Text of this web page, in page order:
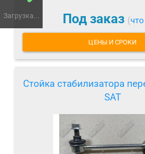
Загрузка... Под заказ (
ЦЕНЫ И СРОКИ
Стойка стабилизатора
SAT